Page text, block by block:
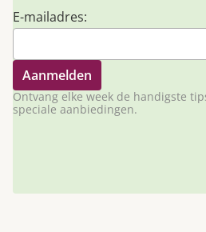
E-mailadres:
Ontvang elke week de handigste
speciale aanbiedingen.